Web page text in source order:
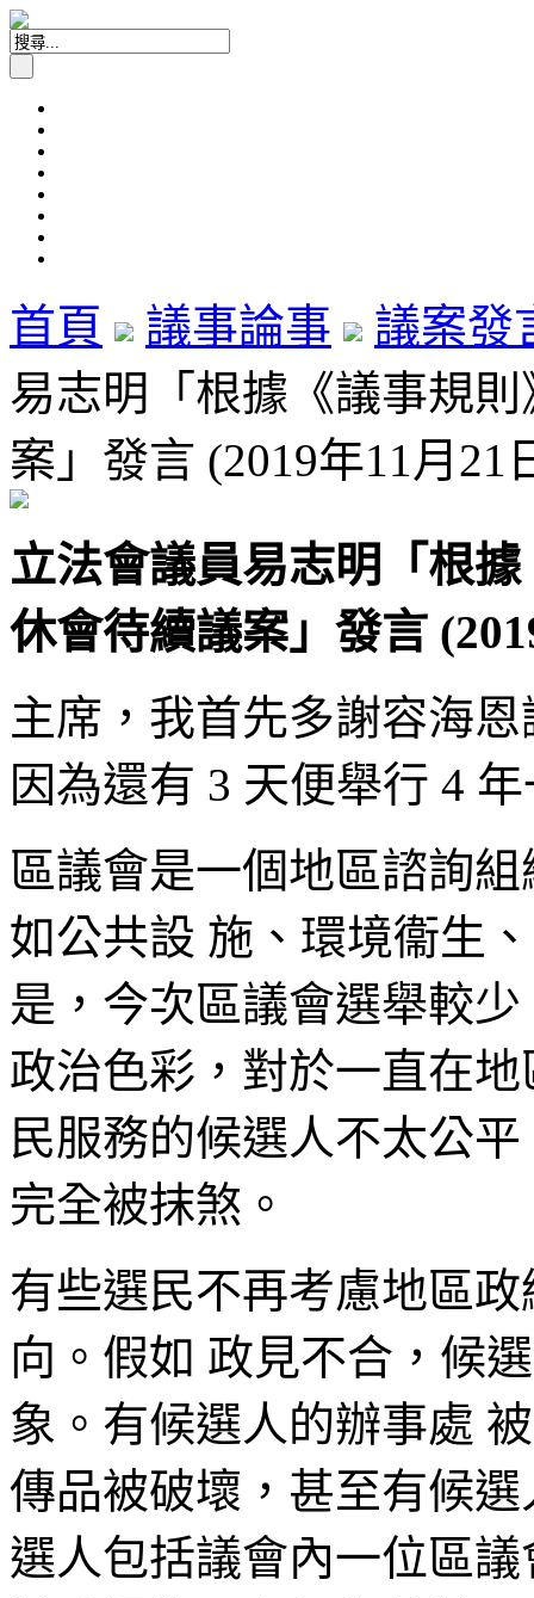
首頁 議事論事
議案發
易志明「根據《議事規
案」發言 (2019年11月21
立法會議員易志明「根
休會待續議案」發言
主席，我首先多謝容海
因為還有 3 天便舉行 4
區議會是一個地區諮詢
如公共設 施、環境衞生
是，今次區議會選舉較
政治色彩，對於一直在
民服務的候選人不太公
完全被抹煞。
有些選民不再考慮地區
向。假如 政見不合，候
象。有候選人的辦事處
傳品被破壞，甚至有候
選人包括議會內一位區